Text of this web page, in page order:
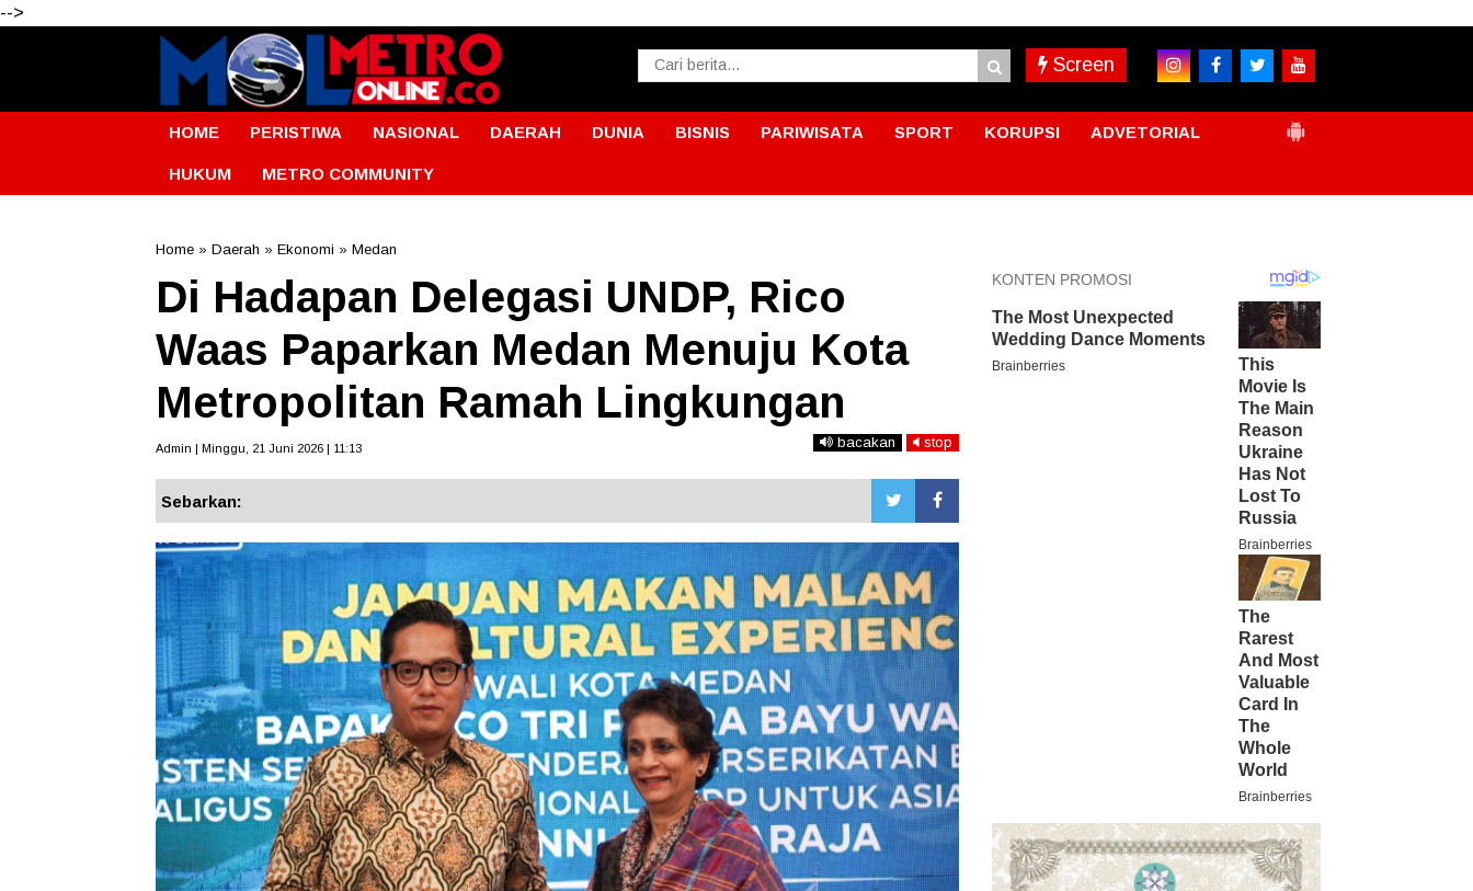
-->
Screen
HOME PERISTIWA NASIONAL DAERAH DUNIA BISNIS PARIWISATA SPORT KORUPSI ADVETORIAL
HUKUM METRO COMMUNITY
Home » Daerah » Ekonomi » Medan
Di Hadapan Delegasi UNDP, Rico
Waas Paparkan Medan Menuju Kota
Metropolitan Ramah Lingkungan
Admin | Minggu, 21 Juni 2026 | 11:13 bacakan stop
Sebarkan: